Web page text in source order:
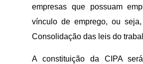
empresas que possuam
vínculo de emprego, ou
Consolidação das leis do
A constituição da CIPA